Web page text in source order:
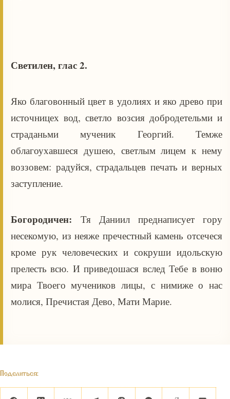
Светилен, глас 2.
Яко благовонный цвет в удолиях и яко древо при
источницех вод, светло возсия добродетельми и
страданьми мученик Георгий. Темже
облагоухавшеся душею, светлым лицем к нему
воззовем: радуйся, страдальцев печать и верных
заступление.
Богородичен: Тя Даниил преднаписует гору
несекомую, из неяже пречестный камень отсечеся
кроме рук человеческих и сокруши идольскую
прелесть всю. И приведошася вслед Тебе в воню
мира Твоего мучеников лицы, с нимиже о нас
молися, Пречистая Дево, Мати Марие.
Поделиться: